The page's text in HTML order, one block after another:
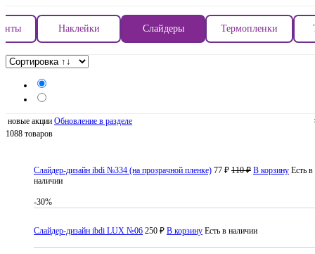
Наклейки Слайдеры Термопленки
новые акции Обновление в разделе
1088 товаров
Слайдер-дизайн ibdi №334 (на прозрачной пленке) 77 ₽ 110 ₽ В корзину Есть в
наличии
-30%
Слайдер-дизайн ibdi LUX №06 250 ₽ В корзину Есть в наличии